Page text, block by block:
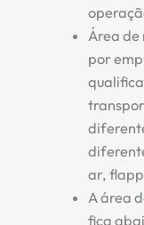
Área de
por
ar,
A área
fica